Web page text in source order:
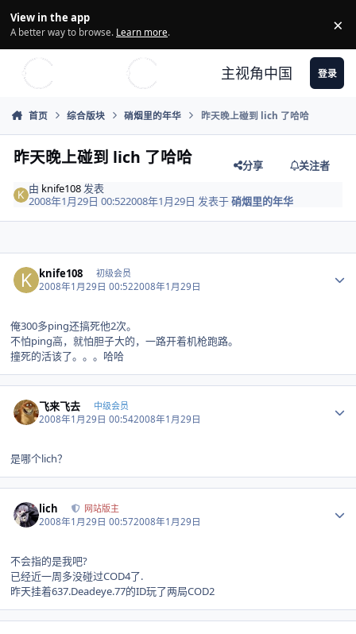
View in the app
A better way to browse. Learn more. ×
主视角中国 登录
首页 综合版块 硝烟里的年华 昨天晚上碰到 lich 了哈哈
昨天晚上碰到 lich 了哈哈 分享
关注者
由 knife108 发表
2008年1月29日 00:522008年1月29日 发表于硝烟里的年华
knife108 初级会员
2008年1月29日 00:522008年1月29日
俺300多ping还搞死他2次。
不怕ping高，就怕胆子大的，一路开着机枪跑路。
撞死的活该了。。。哈哈
飞来飞去 中级会员
2008年1月29日 00:542008年1月29日
是哪个lich？
lich 网站版主
2008年1月29日 00:572008年1月29日
不会指的是我吧?
已经近一周多没碰过COD4了.
昨天挂着637.Deadeye.77的ID玩了两局COD2